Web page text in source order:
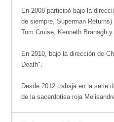
En 2008 participó bajo la
de siempre, Superman
Tom Cruise, Kenneth Branagh
En 2010, bajo la dirección de
Death".
Desde 2012 trabaja en la serie
de la sacerdotisa roja